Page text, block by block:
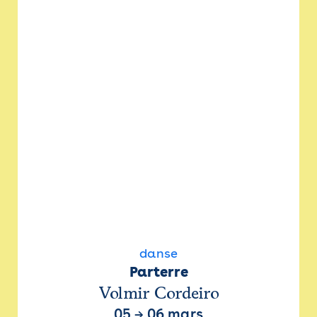
danse
Parterre
Volmir Cordeiro